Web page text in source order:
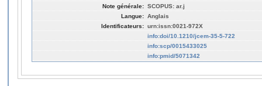
Note générale: SCOPUS: ar.j
Langue: Anglais
Identificateurs: urn:issn:0021-972X
info:doi/10.1210/jcem-35-5-722
info:scp/0015433025
info:pmid/5071342